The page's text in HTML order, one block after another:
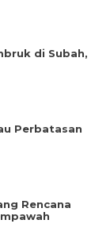
di Subah,
Perbatasan
Rencana